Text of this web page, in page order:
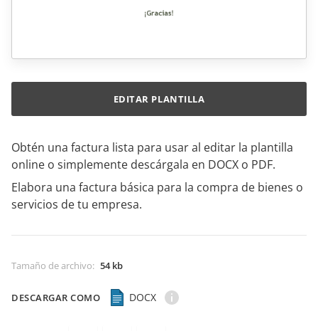
Obtén una factura lista para usar al editar la plantilla
online o simplemente descárgala en DOCX o PDF.
Elabora una factura básica para la compra de bienes o
servicios de tu empresa.
Tamaño de archivo: 54 kb
DESCARGAR COMO DOCX
EDITAR PLANTILLA